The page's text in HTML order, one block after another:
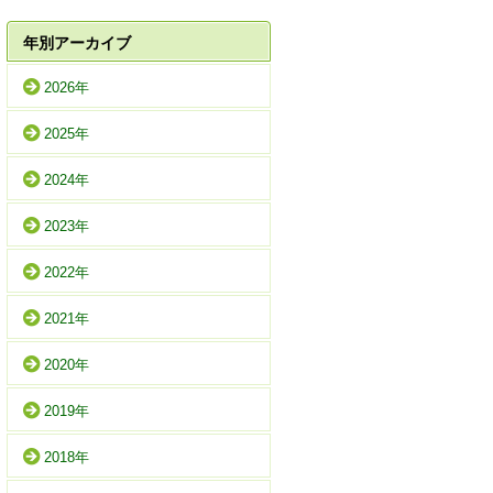
年別アーカイブ
2026年
2025年
2024年
2023年
2022年
2021年
2020年
2019年
2018年